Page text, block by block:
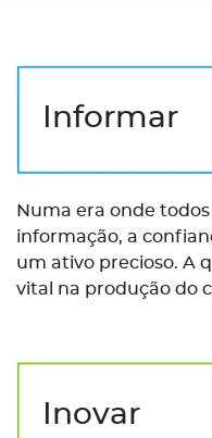
Informar
Numa era onde
informação, a
um ativo precioso. A
vital na produção do
Inovar